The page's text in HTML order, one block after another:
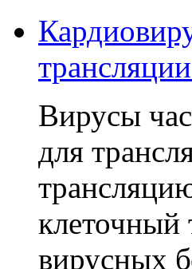
Вирусы
для
клеточный
вирусных